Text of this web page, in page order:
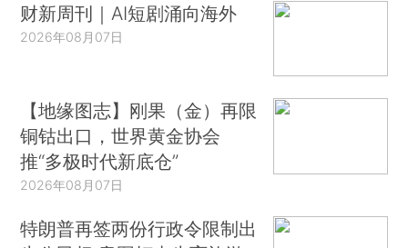
财新周刊｜AI短剧涌向海外
2026年08月07日
【地缘图志】刚果（金）再限
铜钴出口，世界黄金协会
推“多极时代新底仓”
2026年08月07日
特朗普再签两份行政令限制出